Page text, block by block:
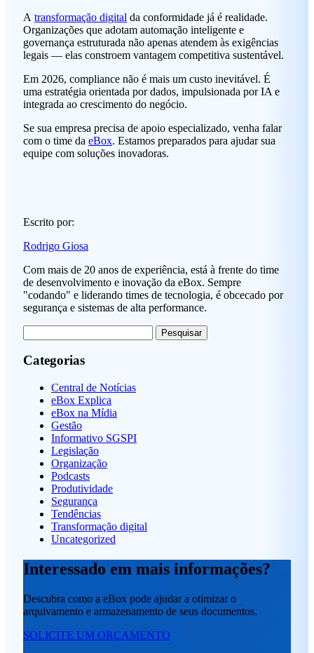
A transformação digital da conformidade já é realidade.
Organizações que adotam automação inteligente e
governança estruturada não apenas atendem às exigências
legais — elas constroem vantagem competitiva sustentável.
Em 2026, compliance não é mais um custo inevitável. É
uma estratégia orientada por dados, impulsionada por IA e
integrada ao crescimento do negócio.
Se sua empresa precisa de apoio especializado, venha falar
com o time da eBox. Estamos preparados para ajudar sua
equipe com soluções inovadoras.
Escrito por:
Rodrigo Giosa
Com mais de 20 anos de experiência, está à frente do time
de desenvolvimento e inovação da eBox. Sempre
"codando" e liderando times de tecnologia, é obcecado por
segurança e sistemas de alta performance.
por:
Categorias
Central de Notícias
eBox Explica
eBox na Mídia
Gestão
Informativo SGSPI
Legislação
Organização
Podcasts
Produtividade
Segurança
Tendências
Transformação digital
Uncategorized
Interessado em mais informações?
Descubra como a eBox pode ajudar a otimizar o
arquivamento e armazenamento de seus documentos.
SOLICITE UM ORÇAMENTO